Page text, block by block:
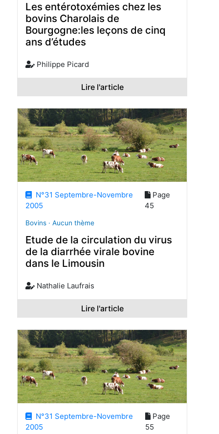
Les entérotoxémies chez les
bovins Charolais de
Bourgogne:les leçons de cinq
ans d’études
Philippe Picard
Lire l'article
N°31 Septembre-Novembre
2005
Page
45
Bovins · Aucun thème
Etude de la circulation du virus
de la diarrhée virale bovine
dans le Limousin
Nathalie Laufrais
Lire l'article
N°31 Septembre-Novembre
2005
Page
55